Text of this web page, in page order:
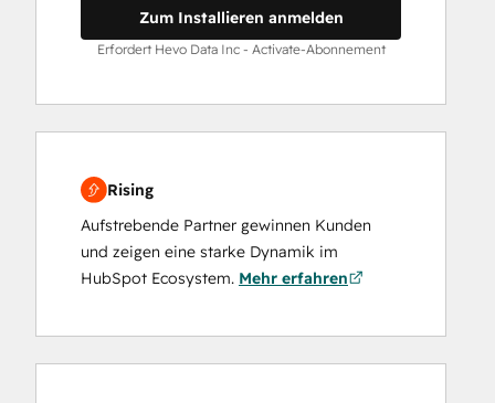
Zum Installieren anmelden
Erfordert Hevo Data Inc - Activate-Abonnement
Rising
Aufstrebende Partner gewinnen Kunden
und zeigen eine starke Dynamik im
HubSpot Ecosystem. Mehr erfahren